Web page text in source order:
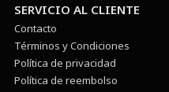
SERVICIO AL CLIENTE
Contacto
Términos y Condiciones
Política de privacidad
Política de reembolso